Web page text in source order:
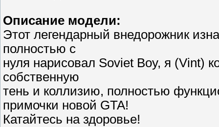
Описание модели:
Этот легендарный внедорожник
полностью с
нуля нарисовал Soviet Boy, я (Vint)
собственную
тень и коллизию, полностью
примочки новой GTA!
Катайтесь на здоровье!